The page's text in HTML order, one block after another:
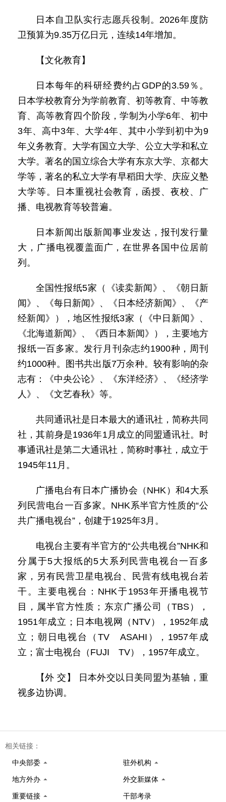
日本自卫队实行志愿兵役制。2026年度防
卫预算为9.35万亿日元，连续14年增加。
【文化教育】
日本每年的科研经费约占GDP的3.59％。
日本学校教育分为学前教育、初等教育、中等教
育、高等教育四个阶段，学制为小学6年、初中
3年、高中3年、大学4年、其中小学到初中为9
年义务教育。大学有国立大学、公立大学和私立
大学。著名的国立综合大学有东京大学、京都大
学等，著名的私立大学有早稻田大学、庆应义塾
大学等。日本重视社会教育，函授、夜校、广
播、电视教育等较普遍。
日本新闻出版新闻事业发达，报刊发行量
大，广播电视覆盖面广，在世界各国中位居前
列。
全国性报纸5家（《读卖新闻》、《朝日新
闻》、《每日新闻》、《日本经济新闻》、《产
经新闻》），地区性报纸3家（《中日新闻》、
《北海道新闻》、《西日本新闻》），主要地方
报纸一百多家。发行月刊杂志约1900种，周刊
约1000种。图书共出版7万余种。较有影响的杂
志有：《中央公论》、《东洋经济》、《经济学
人》、《文艺春秋》等。
共同通讯社是日本最大的通讯社，简称共同
社，其前身是1936年1月成立的同盟通讯社。时
事通讯社是第二大通讯社，简称时事社，成立于
1945年11月。
广播电台有日本广播协会（NHK）和4大系
列民营电台一百多家。NHK系半官方性质的“公
共广播电视台”，创建于1925年3月。
电视台主要有半官方的“公共电视台”NHK和
分属于5大报纸的5大系列民营电视台一百多
家，另有民营卫星电视台、民营有线电视台若
干。主要电视台：NHK于1953年开播电视节
目，属半官方性质；东京广播公司（TBS），
1951年成立；日本电视网（NTV），1952年成
立；朝日电视台（TV ASAHI），1957年成
立；富士电视台（FUJI TV），1957年成立。
【外 交】 日本外交以日美同盟为基轴，重
视多边协调。
相关链接：
中央部委 驻外机构
地方外办 外交新媒体
重要链接 干部考录